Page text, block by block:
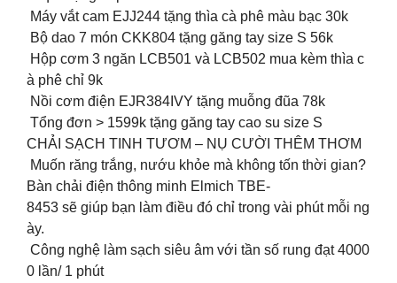
Máy vắt cam EJJ244 tặng thìa cà phê màu bạc 30k
Bộ dao 7 món CKK804 tặng găng tay size S 56k
Hộp cơm 3 ngăn LCB501 và LCB502 mua kèm thìa c
à phê chỉ 9k
Nồi cơm điện EJR384IVY tặng muỗng đũa 78k
Tổng đơn > 1599k tặng găng tay cao su size S
CHẢI SẠCH TINH TƯƠM – NỤ CƯỜI THÊM THƠM
Muốn răng trắng, nướu khỏe mà không tốn thời gian?
Bàn chải điện thông minh Elmich TBE-
8453 sẽ giúp bạn làm điều đó chỉ trong vài phút mỗi ng
ày.
Công nghệ làm sạch siêu âm với tần số rung đạt 4000
0 lần/ 1 phút